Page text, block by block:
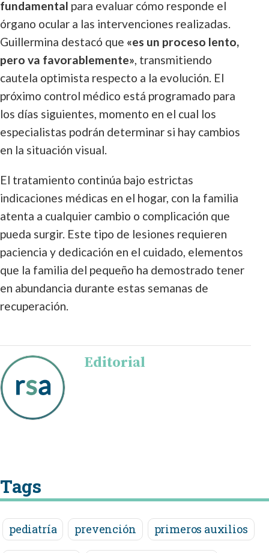
fundamental para evaluar cómo responde el
órgano ocular a las intervenciones realizadas.
Guillermina destacó que «es un proceso lento,
pero va favorablemente», transmitiendo
cautela optimista respecto a la evolución. El
próximo control médico está programado para
los días siguientes, momento en el cual los
especialistas podrán determinar si hay cambios
en la situación visual.
El tratamiento continúa bajo estrictas
indicaciones médicas en el hogar, con la familia
atenta a cualquier cambio o complicación que
pueda surgir. Este tipo de lesiones requieren
paciencia y dedicación en el cuidado, elementos
que la familia del pequeño ha demostrado tener
en abundancia durante estas semanas de
recuperación.
Editorial
Tags
pediatría prevención primeros auxilios